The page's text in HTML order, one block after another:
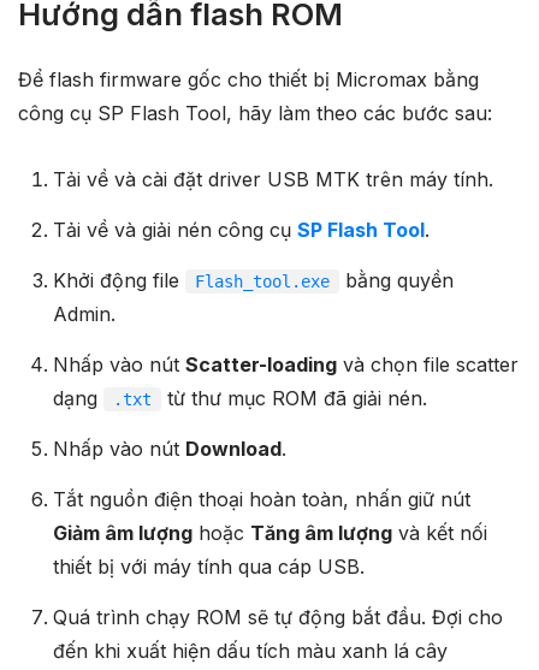
Hướng dẫn flash ROM
Để flash firmware gốc cho thiết bị Micromax bằng
công cụ SP Flash Tool, hãy làm theo các bước sau:
Tải về và cài đặt driver USB MTK trên máy tính.
Tải về và giải nén công cụ SP Flash Tool.
Khởi động file Flash_tool.exe
bằng quyền
Admin.
Nhấp vào nút Scatter-loadingvà chọn file scatter
dạng
.txt từ thư mục ROM đã giải nén.
Nhấp vào nút Download.
Tắt nguồn điện thoại hoàn toàn, nhấn giữ nút
Giảm âm lượnghoặc Tăng âm lượngvà kết nối
thiết bị với máy tính qua cáp USB.
Quá trình chạy ROM sẽ tự động bắt đầu. Đợi cho
đến khi xuất hiện dấu tích màu xanh lá cây